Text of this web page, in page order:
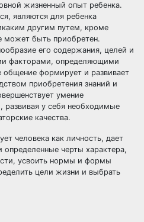
жизненный опыт ребенка.
являются для ребенка
другим путем, кроме
может быть приобретен.
его содержания, целей и
факторами, определяющими
общение формирует и развивает
приобретения знаний и
умение
развивая у себя необходимые
качества.
человека как личность, дает
черты характера,
усвоить нормы и формы
цели жизни и выбрать